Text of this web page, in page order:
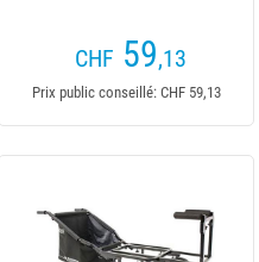
CHF 59,13
Prix public conseillé: CHF 59,13